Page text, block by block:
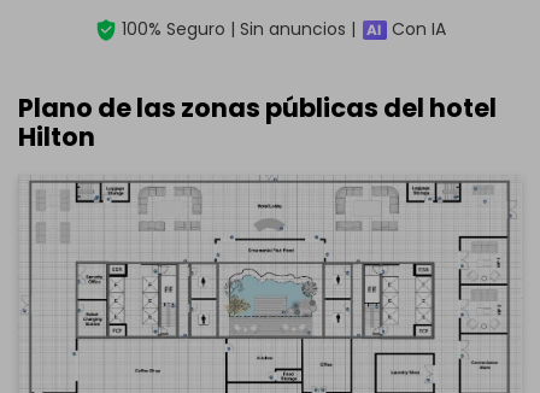
100% Seguro | Sin anuncios |
Con IA
Plano de las zonas públicas del hotel
Hilton